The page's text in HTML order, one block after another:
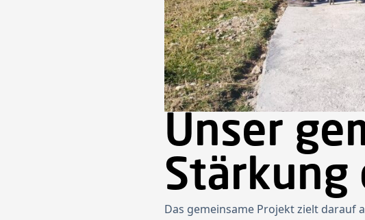
Unser
Stärkung
Das gemeinsame Projekt zielt darauf